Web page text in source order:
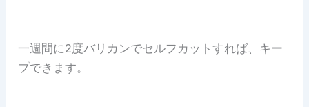
一週間に2度バリカンでセルフカットすれば、キー
プできます。